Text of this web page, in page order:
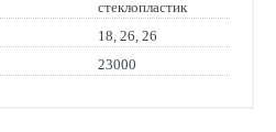
стеклопластик
18, 26, 26
23000